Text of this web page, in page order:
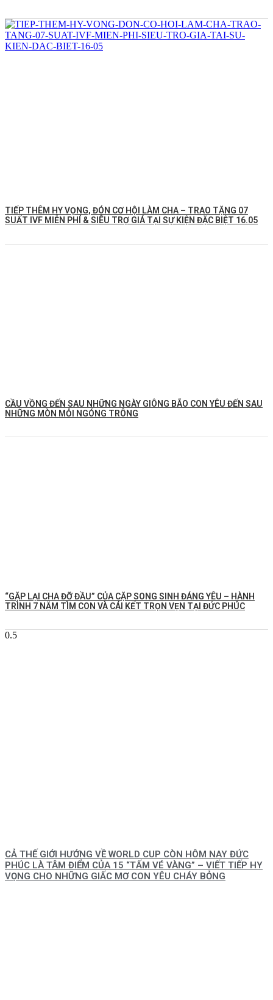
TIẾP THÊM HY VỌNG, ĐÓN CƠ HỘI LÀM CHA – TRAO TẶNG 07
SUẤT IVF MIỄN PHÍ & SIÊU TRỢ GIÁ TẠI SỰ KIỆN ĐẶC BIỆT 16.05
CẦU VỒNG ĐẾN SAU NHỮNG NGÀY GIÔNG BÃO CON YÊU ĐẾN SAU
NHỮNG MÒN MỎI NGÓNG TRÔNG
️“GẶP LẠI CHA ĐỠ ĐẦU” CỦA CẶP SONG SINH ĐÁNG YÊU – HÀNH
TRÌNH 7 NĂM TÌM CON VÀ CÁI KẾT TRỌN VẸN TẠI ĐỨC PHÚC
CẢ THẾ GIỚI HƯỚNG VỀ WORLD CUP CÒN HÔM NAY ĐỨC
PHÚC LÀ TÂM ĐIỂM CỦA 15 “TẤM VÉ VÀNG” – VIẾT TIẾP HY
VỌNG CHO NHỮNG GIẤC MƠ CON YÊU CHÁY BỎNG